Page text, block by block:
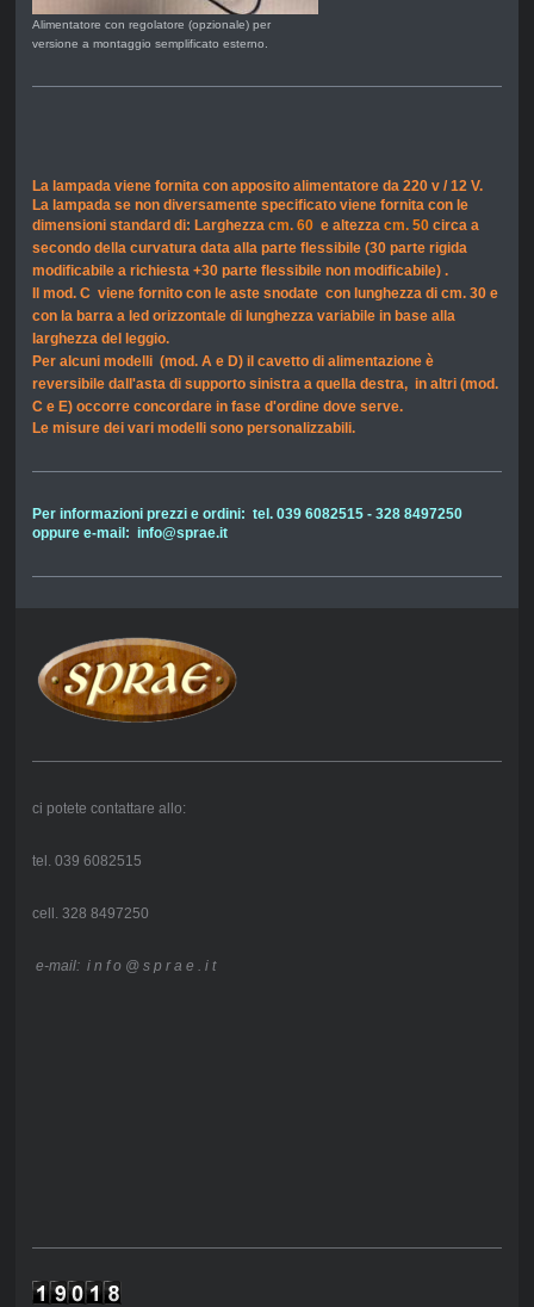
Alimentatore con regolatore (opzionale) per
versione a montaggio semplificato esterno.
La lampada viene fornita con apposito alimentatore da 220 v / 12 V.
La lampada se non diversamente specificato viene fornita con le
dimensioni standard di: Larghezza cm. 60 e altezza cm. 50 circa a
secondo della curvatura data alla parte flessibile (30 parte rigida
modificabile a richiesta +30 parte flessibile non modificabile) .
Il mod. C viene fornito con le aste snodate con lunghezza di cm. 30 e
con la barra a led orizzontale di lunghezza variabile in base alla
larghezza del leggio.
Per alcuni modelli (mod. A e D) il cavetto di alimentazione è
reversibile dall'asta di supporto sinistra a quella destra, in altri (mod.
C e E) occorre concordare in fase d'ordine dove serve.
Le misure dei vari modelli sono personalizzabili.
Per informazioni prezzi e ordini: tel. 039 6082515 - 328 8497250
oppure e-mail: info@sprae.it
ci potete contattare allo:
tel. 039 6082515
cell. 328 8497250
e-mail: i n f o @ s p r a e . i t